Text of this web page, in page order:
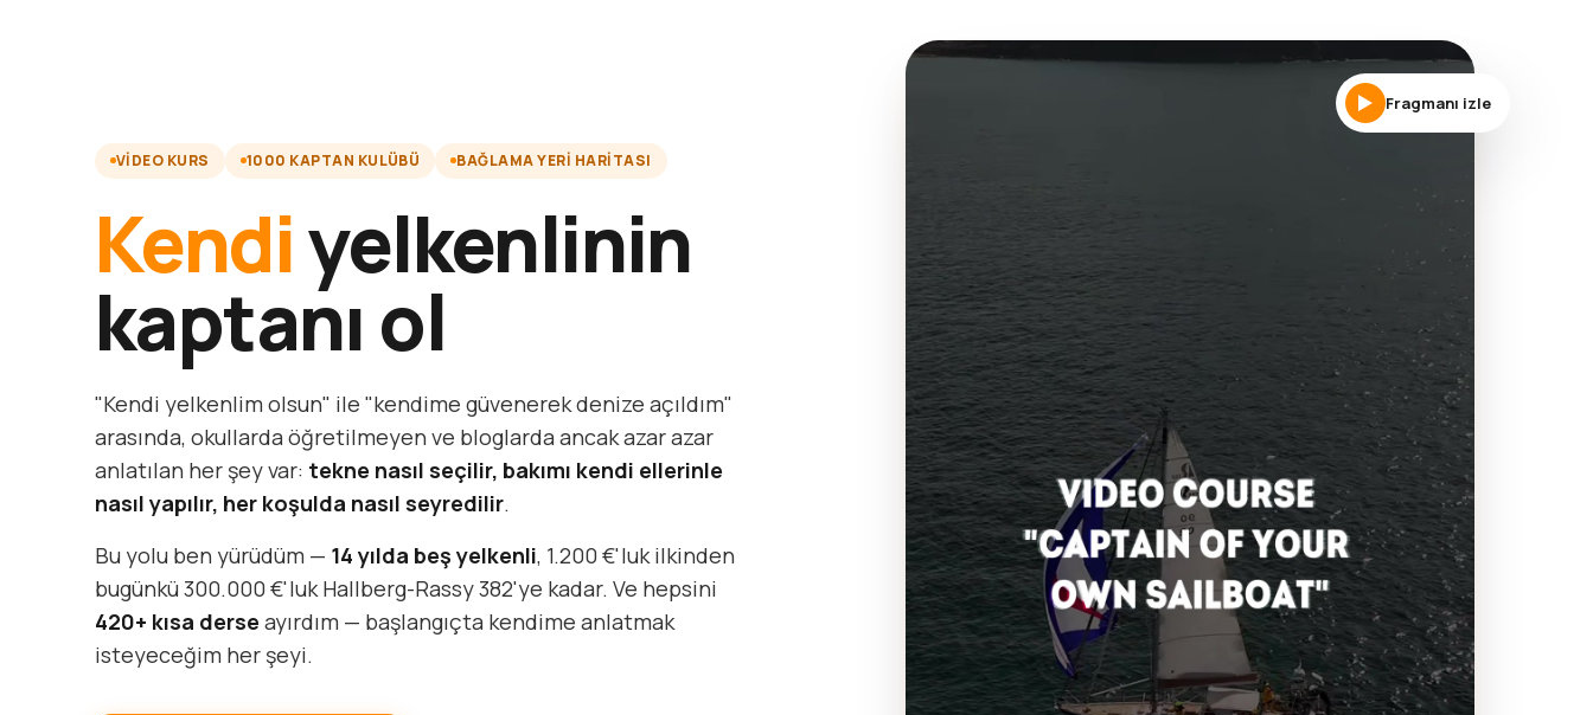
VIDEO KURS 1000 KAPTAN KULÜBÜ BAĞLAMA YERI HARITASI
Kendiyelkenlinin
kaptanı ol
"Kendi yelkenlim olsun" ile "kendime güvenerek denize açıldım"
arasında, okullarda öğretilmeyen ve bloglarda ancak azar azar
anlatılan her şey var: tekne nasıl seçilir, bakımı kendi ellerinle
nasıl yapılır, her koşulda nasıl seyredilir.
Bu yolu ben yürüdüm — 14 yılda beş yelkenli, 1.200 €'luk ilkinden
bugünkü 300.000 €'luk Hallberg-Rassy 382'ye kadar. Ve hepsini
420+ kısa derse ayırdım — başlangıçta kendime anlatmak
isteyeceğim her şeyi.
Fragmanı izle